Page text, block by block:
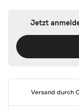
Jetzt
Versand durch